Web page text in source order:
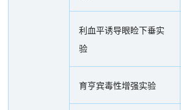
利血平诱导眼睑下垂实
验
育亨宾毒性增强实验